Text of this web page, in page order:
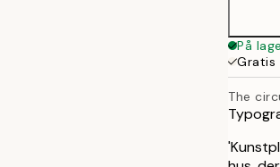
På
Gratis
The